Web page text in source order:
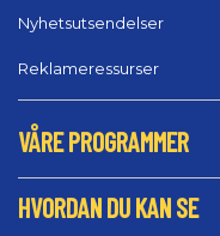
Nyhetsutsendelser
Reklameressurser
VÅRE PROGRAMMER
HVORDAN DU KAN SE